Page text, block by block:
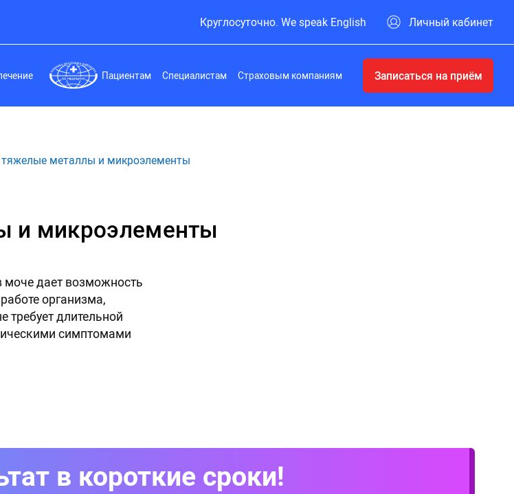
Круглосуточно. We speak English Личный кабинет
Пациентам Специалистам Страховым компаниям Записаться на приём
металлы и микроэлементы
и микроэлементы
дает возможность
организма,
длительной
симптомами
в короткие сроки!